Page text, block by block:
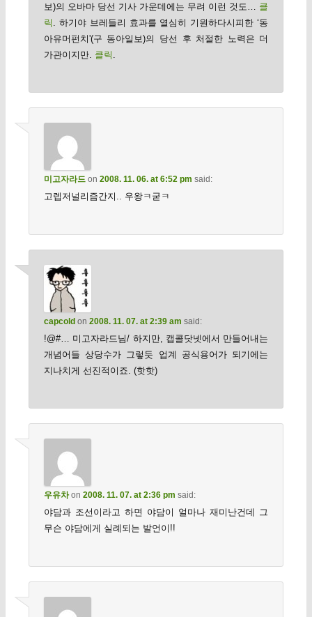
보)의 오바마 당선 기사 가운데에는 무려 이런 것도… 클
릭
. 하기야 브레들리 효과를 열심히 기원하다시피한 ‘동
아유머펀치'(구 동아일보)의 당선 후 처절한 노력은 더
가관이지만. 클릭
미고자라드on 2008. 11. 06. at 6:52 pm said:
고렙저널리즘간지.. 우왕ㅋ굳ㅋ
capcoldon 2008. 11. 07. at 2:39 am said:
!@#… 미고자라드님/ 하지만, 캡콜닷넷에서 만들어내는
개념어들 상당수가 그렇듯 업계 공식용어가 되기에는
지나치게 선진적이죠. (핫핫)
우유차on 2008. 11. 07. at 2:36 pm said:
야담과 조선이라고 하면 야담이 얼마나 재미난건데 그
무슨 야담에게 실례되는 발언이!!